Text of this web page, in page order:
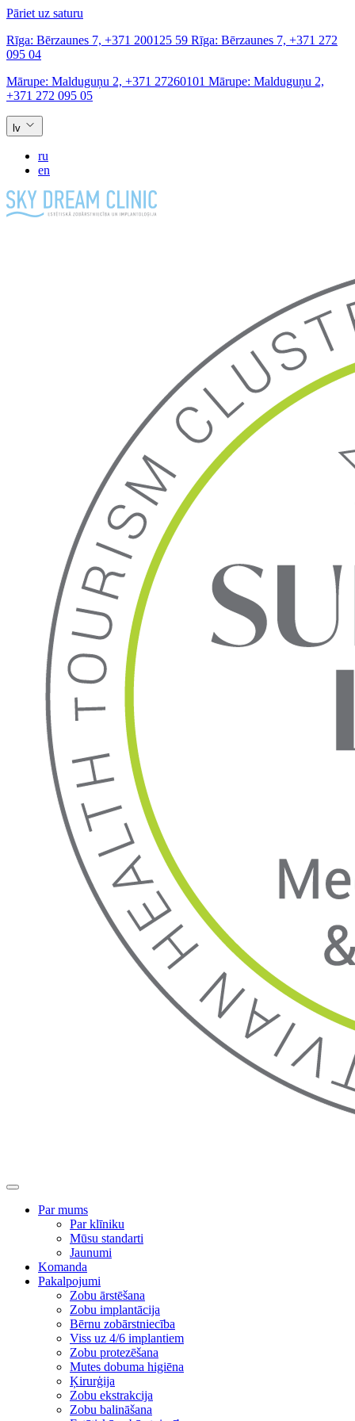
Pāriet uz saturu
Rīga: Bērzaunes 7, +371 200125 59 Rīga: Bērzaunes 7, +371 272
095 04
Mārupe: Malduguņu 2, +371 27260101 Mārupe: Malduguņu 2,
+371 272 095 05
lv
ru
en
Par mums
Par klīniku
Mūsu standarti
Jaunumi
Komanda
Pakalpojumi
Zobu ārstēšana
Zobu implantācija
Bērnu zobārstniecība
Viss uz 4/6 implantiem
Zobu protezēšana
Mutes dobuma higiēna
Ķirurģija
Zobu ekstrakcija
Zobu balināšana